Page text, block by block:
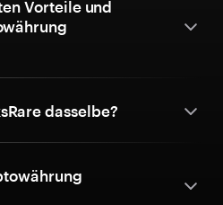
Vorteile und
dasselbe?